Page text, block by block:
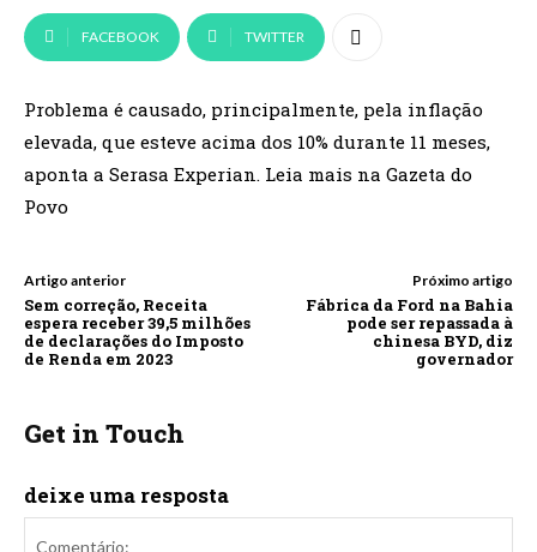
FACEBOOK TWITTER
Problema é causado, principalmente, pela inflação
elevada, que esteve acima dos 10% durante 11 meses,
aponta a Serasa Experian. Leia mais na Gazeta do
Povo
Artigo anterior
Sem correção, Receita
espera receber 39,5 milhões
de declarações do Imposto
de Renda em 2023
Próximo artigo
Fábrica da Ford na Bahia
pode ser repassada à
chinesa BYD, diz
governador
Get in Touch
deixe uma resposta